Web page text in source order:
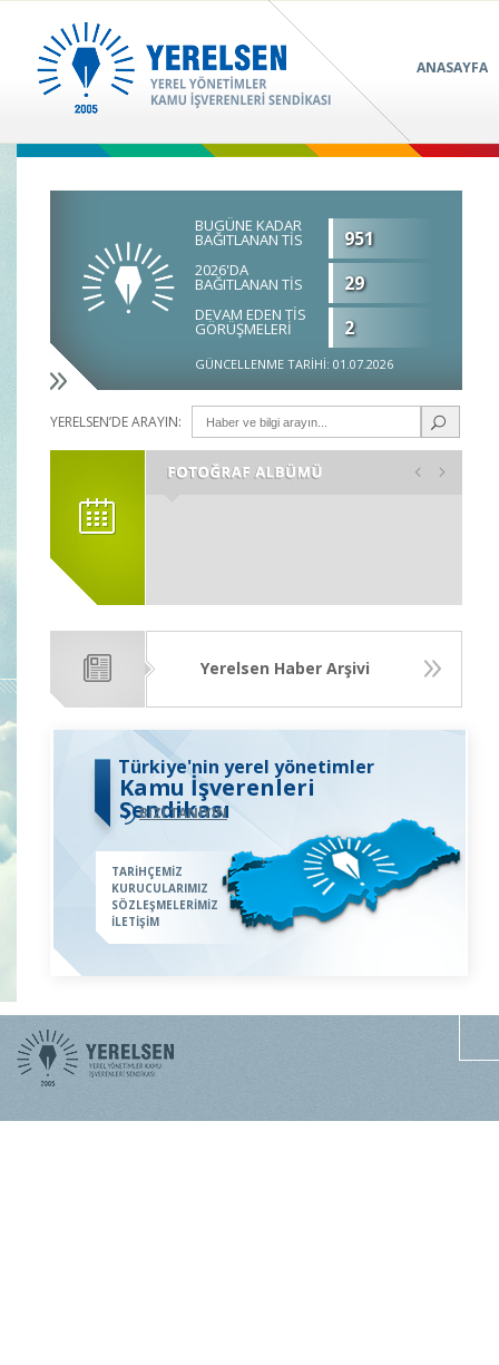
ANASAYFA
BUGÜNE KADAR
BAĞITLANAN TİS 951
2026'DA
BAĞITLANAN TİS 29
DEVAM EDEN TİS
GÖRÜŞMELERİ 2
GÜNCELLENME TARİHİ: 01.07.2026
YERELSEN’DE ARAYIN:
Yerelsen Haber Arşivi
Kamu İşverenleri
Sendikası
Türkiye'nin yerel yönetimler
BİZİ TANIYIN
TARİHÇEMİZ
KURUCULARIMIZ
SÖZLEŞMELERİMİZ
İLETİŞİM